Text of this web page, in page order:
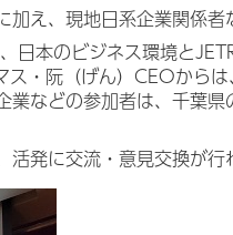
え、現地日系企業関係
日本のビジネス環境と
・阮（げん）CEOから
などの参加者は、千葉
発に交流・意見交換が行